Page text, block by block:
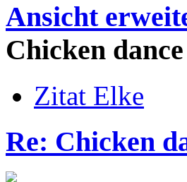
Ansicht
Chicken dance
Zitat Elke
Re: Chicken